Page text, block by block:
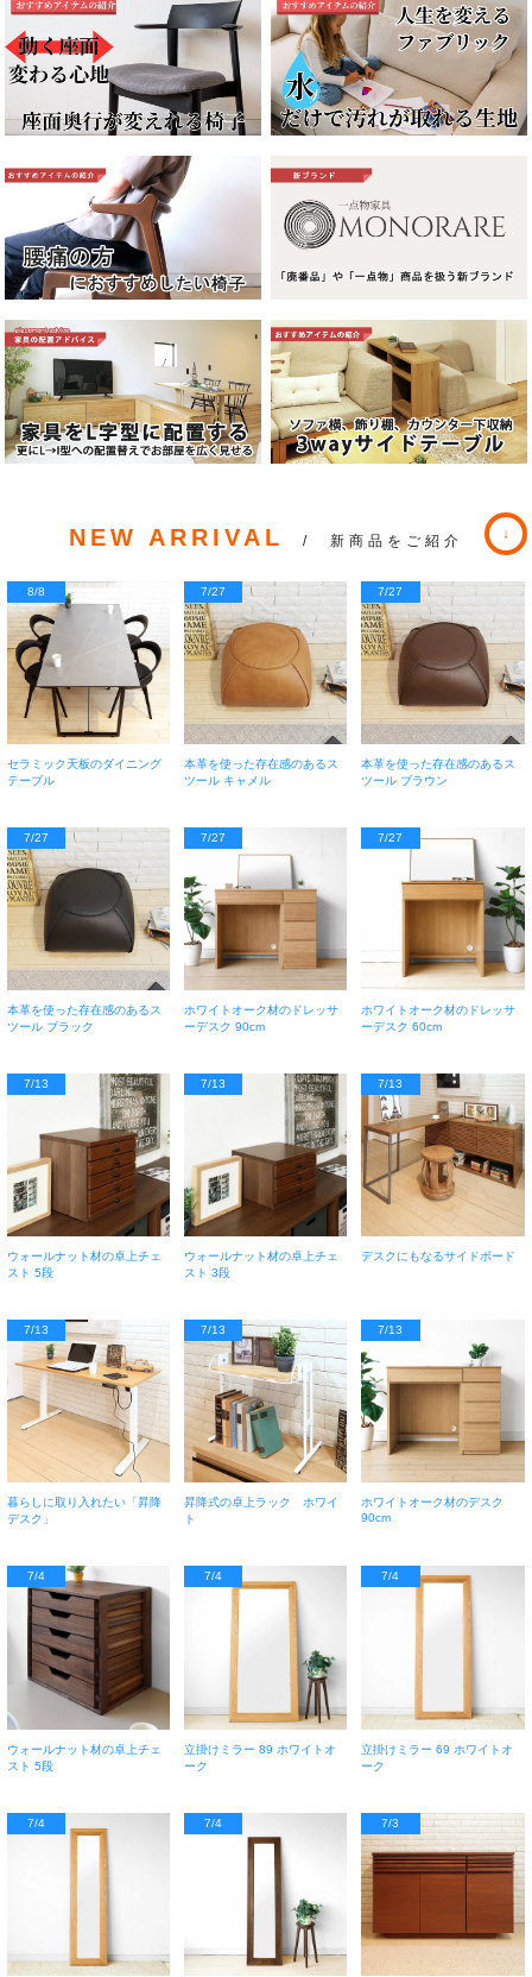
NEW ARRIVAL / 新商品をご紹介
8/8
セラミック天板のダイニング
テーブル
7/27
本革を使った存在感のあるス
ツール キャメル
7/27
本革を使った存在感のあるス
ツール ブラウン
7/27
本革を使った存在感のあるス
ツール ブラック
7/27
ホワイトオーク材のドレッサ
ーデスク 90cm
7/27
ホワイトオーク材のドレッサ
ーデスク 60cm
7/13
ウォールナット材の卓上チェ
スト 5段
7/13
ウォールナット材の卓上チェ
スト 3段
7/13
デスクにもなるサイドボード
7/13
暮らしに取り入れたい「昇降
デスク」
7/13
昇降式の卓上ラック ホワイ
ト
7/13
ホワイトオーク材のデスク
90cm
7/4
ウォールナット材の卓上チェ
スト 5段
7/4
立掛けミラー 89 ホワイトオ
ーク
7/4
立掛けミラー 69 ホワイトオ
ーク
7/4 7/4 7/3